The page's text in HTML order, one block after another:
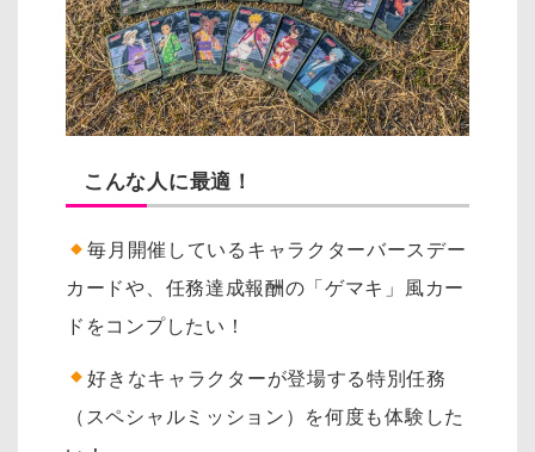
こんな人に最適！
毎月開催しているキャラクターバースデー
カードや、任務達成報酬の「ゲマキ」風カー
ドをコンプしたい！
好きなキャラクターが登場する特別任務
（スペシャルミッション）を何度も体験した